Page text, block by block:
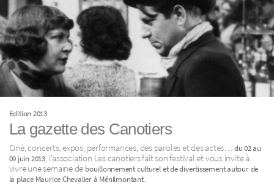
Edition 2013
La gazette des Canotiers
Ciné, concerts, expos, performances, des paroles et des actes… du 02 au
09 juin 2013, l’association Les canotiers fait son festival et vous invite à
vivre une semaine de bouillonnement culturel et de divertissement autour de
la place Maurice Chevalier à Ménilmontant.